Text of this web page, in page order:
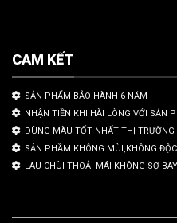
CAM KẾT
SẢN PHẨM BẢO HÀNH 6 NĂM
NHẬN TIỀN KHI HÀI LÒNG VỚI SẢN
DÙNG MÀU TỐT NHẤT THỊ TRƯỜNG
SẢN PHẦM KHÔNG MÙI,KHÔNG ĐỘC
LAU CHÙI THOẢI MÁI KHÔNG SỢ